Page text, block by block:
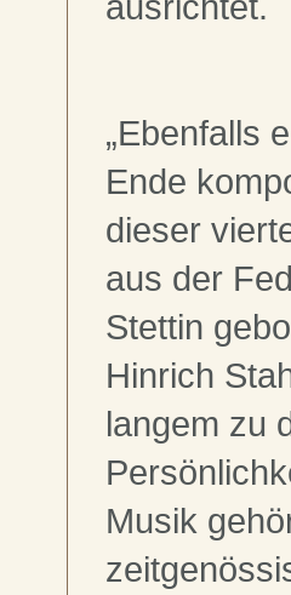
„Ebenfalls
Ende
dieser
aus der
Stettin
Hinrich
langem zu
Musik